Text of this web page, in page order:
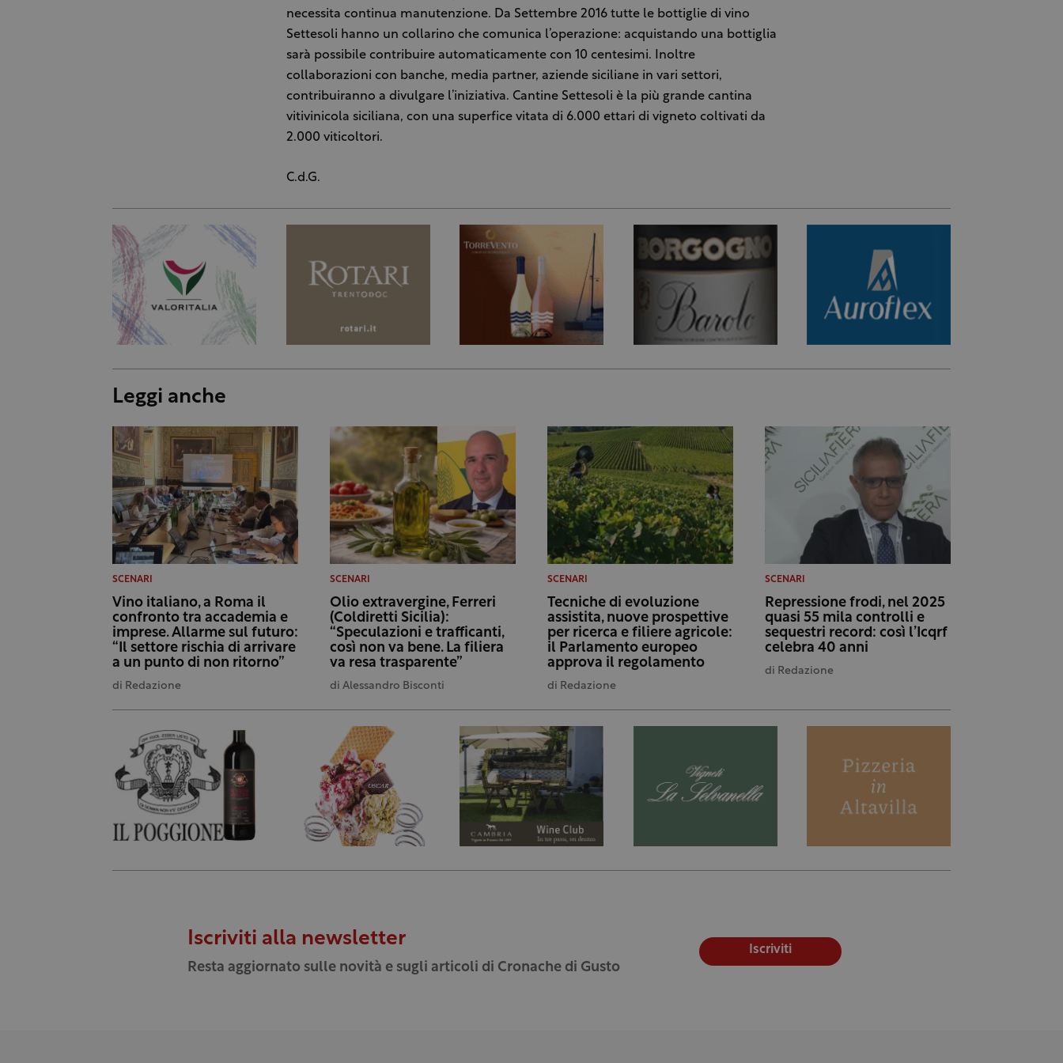
necessita continua manutenzione. Da Settembre 2016 tutte le bottiglie di vino
Settesoli hanno un collarino che comunica l’operazione: acquistando una bottiglia
sarà possibile contribuire automaticamente con 10 centesimi. Inoltre
collaborazioni con banche, media partner, aziende siciliane in vari settori,
contribuiranno a divulgare l’iniziativa. Cantine Settesoli è la più grande cantina
vitivinicola siciliana, con una superfice vitata di 6.000 ettari di vigneto coltivati da
2.000 viticoltori.
C.d.G.
Leggi anche
SCENARI
Vino italiano, a Roma il
confronto tra accademia e
imprese. Allarme sul futuro:
“Il settore rischia di arrivare
a un punto di non ritorno”
di Redazione
SCENARI
Olio extravergine, Ferreri
(Coldiretti Sicilia):
“Speculazioni e trafficanti,
così non va bene. La filiera
va resa trasparente”
di Alessandro Bisconti
SCENARI
Tecniche di evoluzione
assistita, nuove prospettive
per ricerca e filiere agricole:
il Parlamento europeo
approva il regolamento
di Redazione
SCENARI
Repressione frodi, nel 2025
quasi 55 mila controlli e
sequestri record: così l’Icqrf
celebra 40 anni
di Redazione
Iscriviti alla newsletter
Resta aggiornato sulle novità e sugli articoli di Cronache di Gusto
Iscriviti